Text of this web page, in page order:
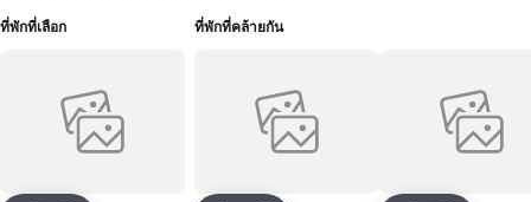
ที่พักที่เลือก ที่พักที่คล้ายกัน